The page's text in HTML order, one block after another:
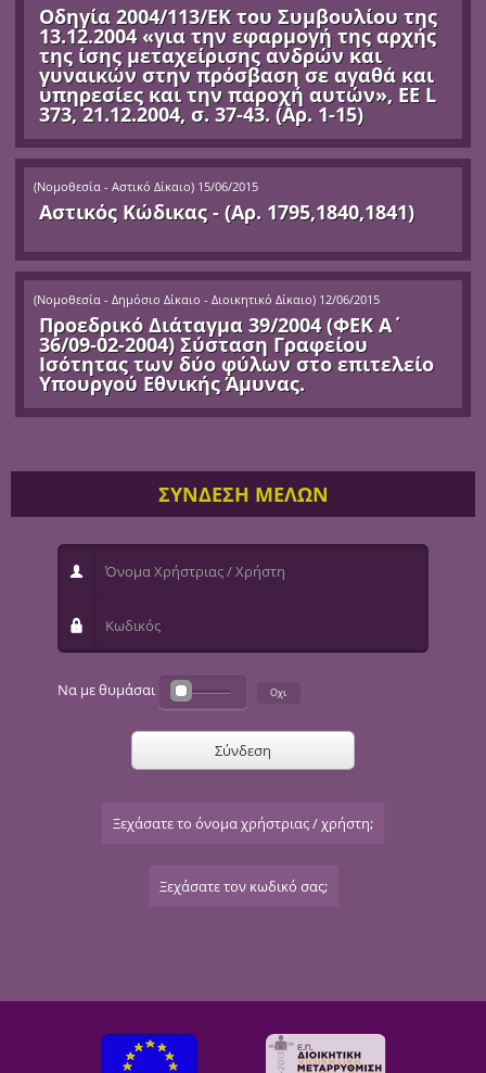
Οδηγία 2004/113/ΕΚ του Συμβουλίου της
13.12.2004 «για την εφαρμογή της αρχής
της ίσης μεταχείρισης ανδρών και
γυναικών στην πρόσβαση σε αγαθά και
υπηρεσίες και την παροχή αυτών», ΕΕ L
373, 21.12.2004, σ. 37-43. (Αρ. 1-15)
(Νομοθεσία - Αστικό Δίκαιο) 15/06/2015
Αστικός Κώδικας - (Αρ. 1795,1840,1841)
(Νομοθεσία - Δημόσιο Δίκαιο - Διοικητικό Δίκαιο) 12/06/2015
Προεδρικό Διάταγμα 39/2004 (ΦΕΚ Α΄
36/09-02-2004) Σύσταση Γραφείου
Ισότητας των δύο φύλων στο επιτελείο
Υπουργού Εθνικής Άμυνας.
ΣΥΝΔΕΣΗ ΜΕΛΩΝ
Όνομα Χρήστριας / Χρήστη
Κωδικός
Να με θυμάσαι
Σύνδεση
Ξεχάσατε το όνομα χρήστριας / χρήστη;
Ξεχάσατε τον κωδικό σας;